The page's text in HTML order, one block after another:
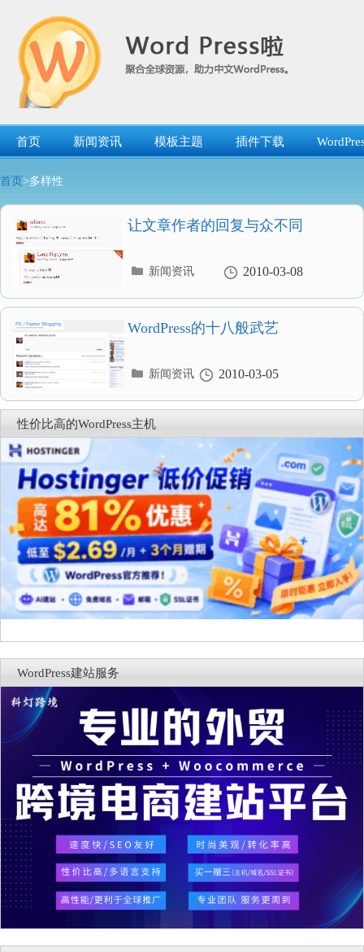
首页 新闻资讯 模板主题 插件下载
首页 >多样性
让文章作者的回复与众不同
2010-03-08
分
录
新闻资讯
WordPress的十八般武艺
2010-03-05
分
录
新闻资讯
性价比高的WordPress主机
WordPress建站服务